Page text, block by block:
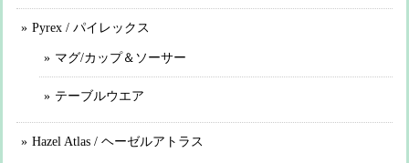
Pyrex / パイレックス
マグ/カップ＆ソーサー
テーブルウエア
Hazel Atlas / ヘーゼルアトラス